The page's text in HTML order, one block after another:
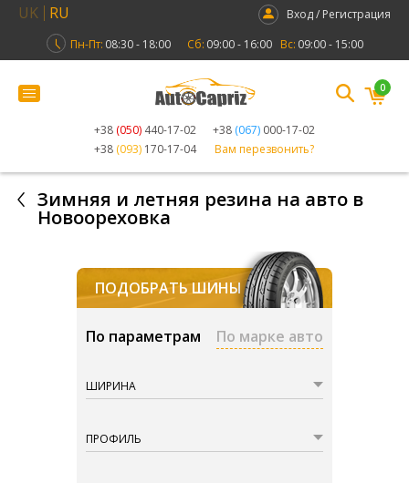
UK RU
Вход / Регистрация
Пн-Пт: 08:30 - 18:00 Сб: 09:00 - 16:00 Вс: 09:00 - 15:00
+38 (050) 440-17-02 +38 (067) 000-17-02
+38 (093) 170-17-04 Вам перезвонить?
0
Зимняя и летняя резина на авто в
Новоореховка
ПОДОБРАТЬ ШИНЫ
По параметрам По марке авто
ШИРИНА
ПРОФИЛЬ